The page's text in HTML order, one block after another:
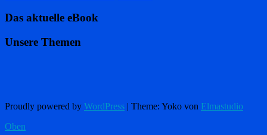
Das aktuelle eBook
Unsere Themen
Proudly powered by WordPress | Theme: Yoko von Elmastudio
Oben